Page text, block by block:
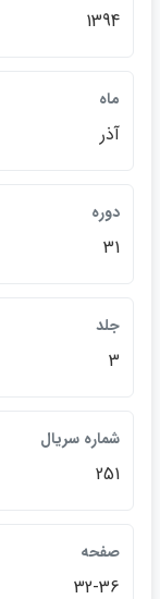
1394
ماه
آذر
دوره
31
جلد
3
شماره سريال
251
صفحه
32-36